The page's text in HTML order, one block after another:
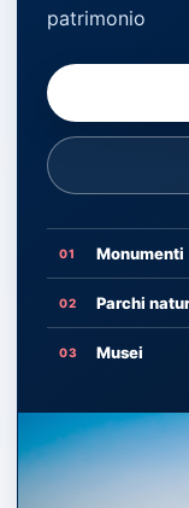
patrimonio
01 Monumenti
02 Parchi
03 Musei